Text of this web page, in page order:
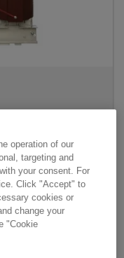
应用，安装空间更灵
operation of our
targeting and
your consent. For
Click "Accept" to
cookies or
change your
"Cookie